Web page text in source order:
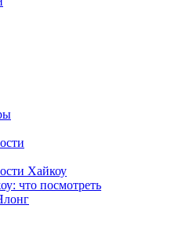
Хайкоу
что посмотреть